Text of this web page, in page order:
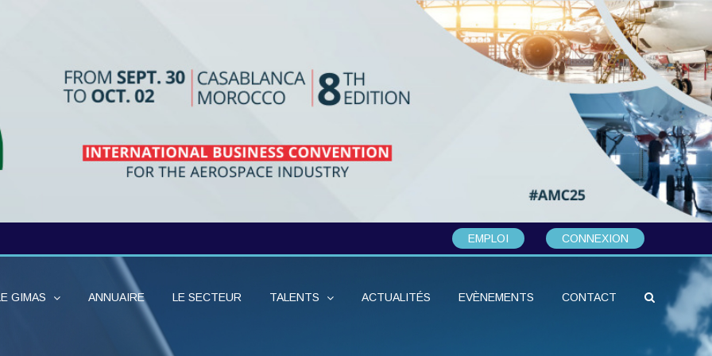
EMPLOI CONNEXION
GIMAS ANNUAIRE LE SECTEUR TALENTS ACTUALITÉS EVÈNEMENTS CONTACT